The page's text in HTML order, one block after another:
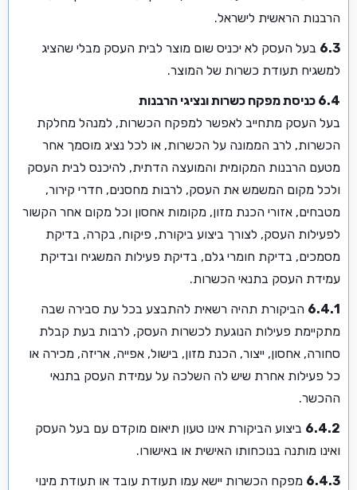
הרבנות הראשית לישראל.
6.3 בעל העסק לא יכניס שום מוצר לבית העסק מבלי שהציג
למשגיח תעודת כשרות של המוצר.
6.4 כניסת מפקח כשרות ונציגי הרבנות
בעל העסק מתחייב לאפשר למפקח הכשרות, למנהל מחלקת
הכשרות, לרב הממונה על הכשרות, או לכל נציג מוסמך אחר
מטעם הרבנות המקומית והמועצה הדתית, להיכנס לבית העסק
ולכל מקום המשמש את העסק, לרבות מחסנים, חדרי קירור,
מטבחים, אזורי הכנת מזון, מקומות אחסון וכל מקום אחר הקשור
לפעילות העסק, לצורך ביצוע ביקורת, פיקוח, בקרה, בדיקת
מסמכים, בדיקת חומרי גלם, בדיקת פעילות המשגיח ובדיקת
עמידת העסק בתנאי הכשרות.
6.4.1 הביקורת תהיה רשאית להתבצע בכל עת סבירה שבה
מתקיימת פעילות הנוגעת לכשרות העסק, לרבות בעת קבלת
סחורה, אחסון, ייצור, הכנת מזון, בישול, אפייה, אריזה, מכירה או
כל פעילות אחרת שיש לה השלכה על עמידת העסק בתנאי
ההכשר.
6.4.2 ביצוע הביקורת אינו טעון תיאום מוקדם עם בעל העסק
ואינו מותנה בנוכחותו האישית או באישורו.
6.4.3 מפקח הכשרות יישא עמו תעודת עובד או תעודת מינוי